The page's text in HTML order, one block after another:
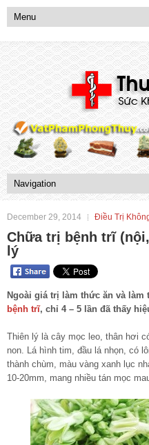
December 29, 2014 Điều Trị
Chữa trị bệnh trĩ
lý
Ngoài giá trị làm thức ăn và
bệnh trĩ, chỉ 4 – 5 lần đã thấy
Thiên lý là cây mọc leo, thân hơi
non. Lá hình tim, đầu lá nhọn, có
thành chùm, màu vàng xanh lục
10-20mm, mang nhiều tán mọc